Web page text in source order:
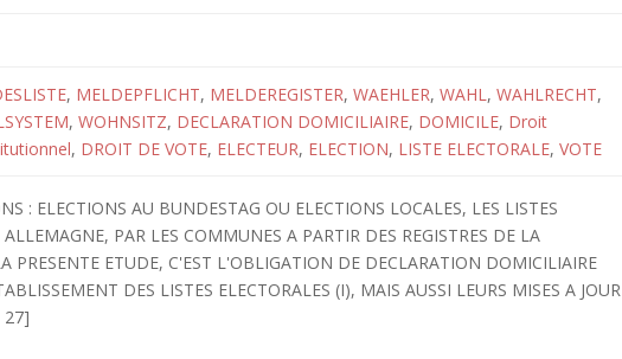
, MELDEPFLICHT, MELDEREGISTER, WAEHLER, WAHL, WAHLRECHT,
, WOHNSITZ, DECLARATION DOMICILIAIRE, DOMICILE, Droit
, DROIT DE VOTE, ELECTEUR, ELECTION, LISTE ELECTORALE, VOTE
: ELECTIONS AU BUNDESTAG OU ELECTIONS LOCALES, LES LISTES
PAR LES COMMUNES A PARTIR DES REGISTRES DE LA
PRESENTE ETUDE, C'EST L'OBLIGATION DE DECLARATION DOMICILIAIRE
DES LISTES ELECTORALES (I), MAIS AUSSI LEURS MISES A JOUR
27]